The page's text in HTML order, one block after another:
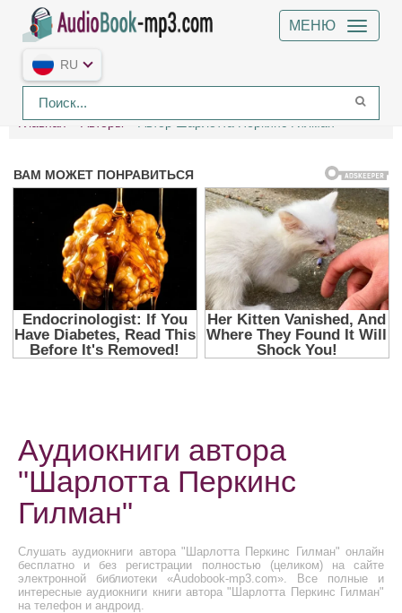
МЕНЮ
RU
Главная Авторы Автор Шарлотта Перкинс Гилман
Аудиокниги автора
"Шарлотта Перкинс
Гилман"
Слушать аудиокниги автора "Шарлотта Перкинс Гилман" онлайн
бесплатно и без регистрации полностью (целиком) на сайте
электронной библиотеки «Audobook-mp3.com». Все полные и
интересные аудиокниги книги автора "Шарлотта Перкинс Гилман"
на телефон и андроид.